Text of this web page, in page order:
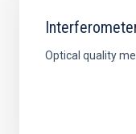
Optical quality